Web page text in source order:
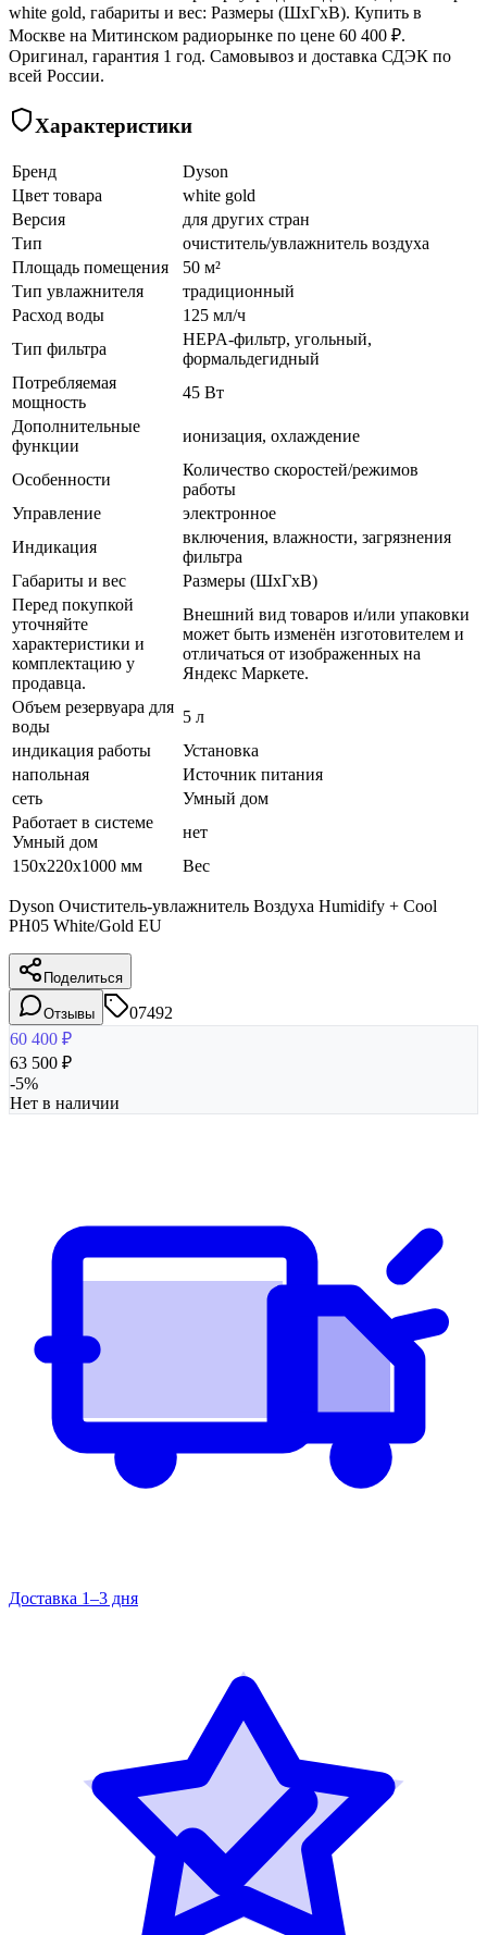
white gold, габариты и вес: Размеры (ШxГxВ). Купить в
Москве на Митинском радиорынке по цене 60 400 ₽.
Оригинал, гарантия 1 год. Самовывоз и доставка СДЭК по
всей России.
Характеристики
Бренд
Dyson
Цвет товара
white gold
Версия
для других стран
Тип
очиститель/увлажнитель воздуха
Площадь помещения
50 м²
Тип увлажнителя
традиционный
Расход воды
125 мл/ч
Тип фильтра
HEPA-фильтр, угольный,
формальдегидный
Потребляемая
мощность
45 Вт
Дополнительные
функции
ионизация, охлаждение
Особенности
Количество скоростей/режимов
работы
Управление
электронное
Индикация
включения, влажности, загрязнения
фильтра
Габариты и вес
Размеры (ШxГxВ)
Перед покупкой
уточняйте
характеристики и
комплектацию у
продавца.
Внешний вид товаров и/или упаковки
может быть изменён изготовителем и
отличаться от изображенных на
Яндекс Маркете.
Объем резервуара для
воды
5 л
индикация работы
Установка
напольная
Источник питания
сеть
Умный дом
Работает в системе
Умный дом
нет
150x220x1000 мм
Вес
Dyson Очиститель-увлажнитель Воздуха Humidify + Cool
PH05 White/Gold EU
Поделиться
Отзывы
07492
60 400 ₽
63 500 ₽
-5%
Нет в наличии
Доставка 1–3 дня